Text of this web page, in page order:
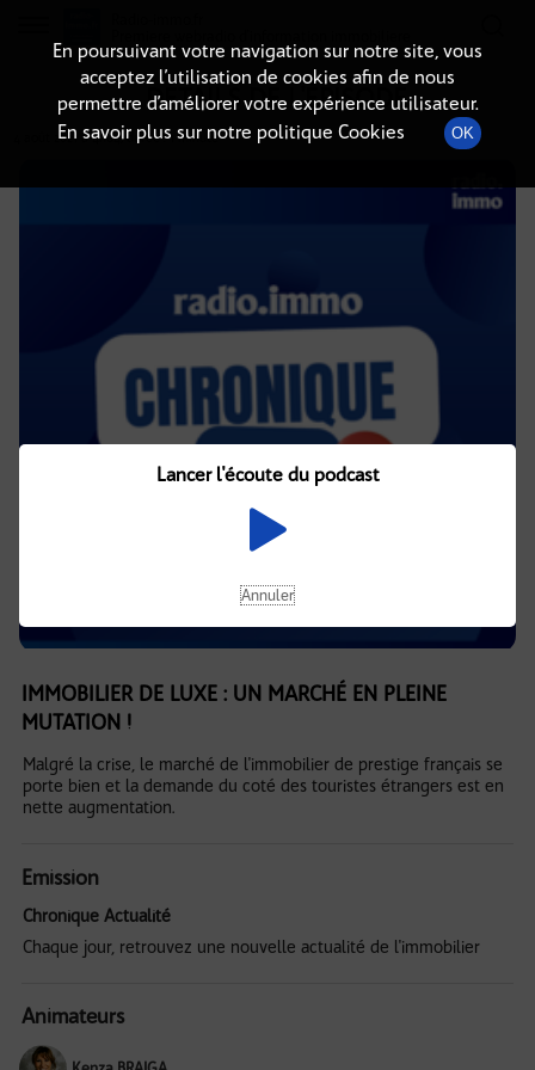
DÉTAILS DE L'ÉPISODE
4 août 2021 à 4h04, durée : 1 minute
IMMOBILIER DE LUXE : UN MARCHÉ EN PLEINE
MUTATION !
Malgré la crise, le marché de l'immobilier de prestige français se
porte bien et la demande du coté des touristes étrangers est en
nette augmentation.
Emission
Chronique Actualité
Chaque jour, retrouvez une nouvelle actualité de l'immobilier
Animateurs
En poursuivant votre navigation sur notre site, vous
acceptez l’utilisation de cookies afin de nous
permettre d’améliorer votre expérience utilisateur.
En savoir plus sur notre politique Cookies
OK
Lancer l'écoute du podcast
Annuler